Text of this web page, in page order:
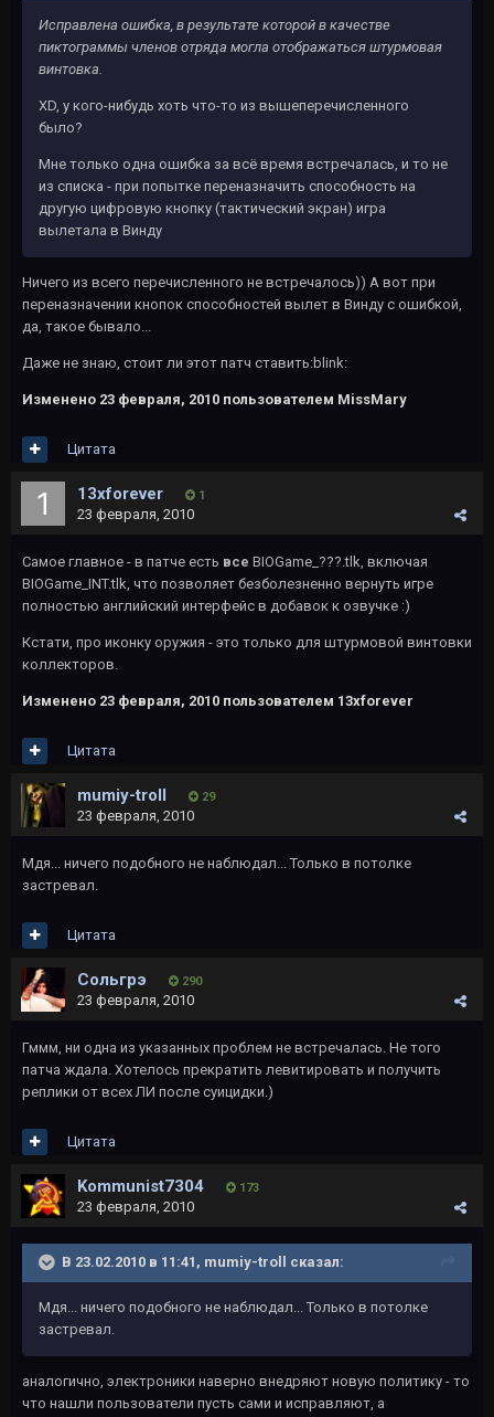
Исправлена ошибка, в результате которой в качестве
пиктограммы членов отряда могла отображаться штурмовая
винтовка.
XD, у кого-нибудь хоть что-то из вышеперечисленного
было?
Мне только одна ошибка за всё время встречалась, и то не
из списка - при попытке переназначить способность на
другую цифровую кнопку (тактический экран) игра
вылетала в Винду
Ничего из всего перечисленного не встречалось)) А вот при
переназначении кнопок способностей вылет в Винду с ошибкой,
да, такое бывало...
Даже не знаю, стоит ли этот патч ставить:blink:
Изменено 23 февраля, 2010 пользователем MissMary
Цитата
13xforever 1
23 февраля, 2010
Самое главное - в патче есть все BIOGame_???.tlk, включая
BIOGame_INT.tlk, что позволяет безболезненно вернуть игре
полностью английский интерфейс в добавок к озвучке :)
Кстати, про иконку оружия - это только для штурмовой винтовки
коллекторов.
Изменено 23 февраля, 2010 пользователем 13xforever
Цитата
mumiy-troll 29
23 февраля, 2010
Мдя... ничего подобного не наблюдал... Только в потолке
застревал.
Цитата
Сольгрэ 290
23 февраля, 2010
Гммм, ни одна из указанных проблем не встречалась. Не того
патча ждала. Хотелось прекратить левитировать и получить
реплики от всех ЛИ после суицидки.)
Цитата
Kommunist7304 173
23 февраля, 2010
В 23.02.2010 в 11:41, mumiy-troll сказал:
Мдя... ничего подобного не наблюдал... Только в потолке
застревал.
аналогично, электроники наверно внедряют новую политику - то
что нашли пользователи пусть сами и исправляют, а